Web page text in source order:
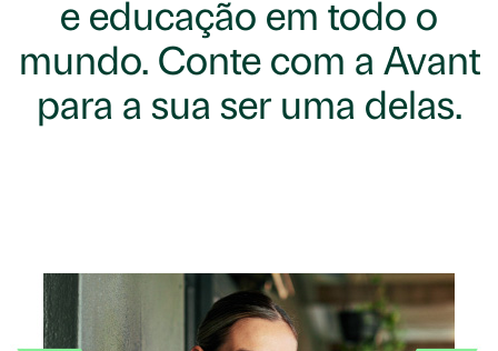
e educação em todo o
mundo. Conte com a Avant
para a sua ser uma delas.